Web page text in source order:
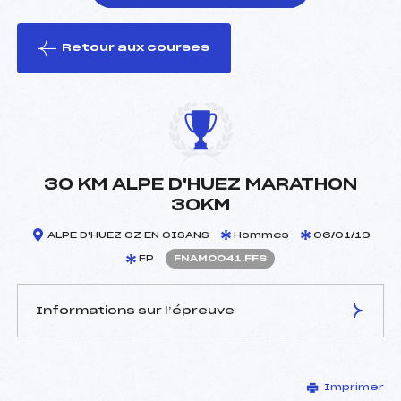
le ski
Retour aux courses
30 KM ALPE D'HUEZ MARATHON
30KM
ALPE D'HUEZ OZ EN OISANS Hommes 06/01/19
FP FNAM0041.FFS
Informations sur l’épreuve
JACQUES BRICE (DA)
Imprimer